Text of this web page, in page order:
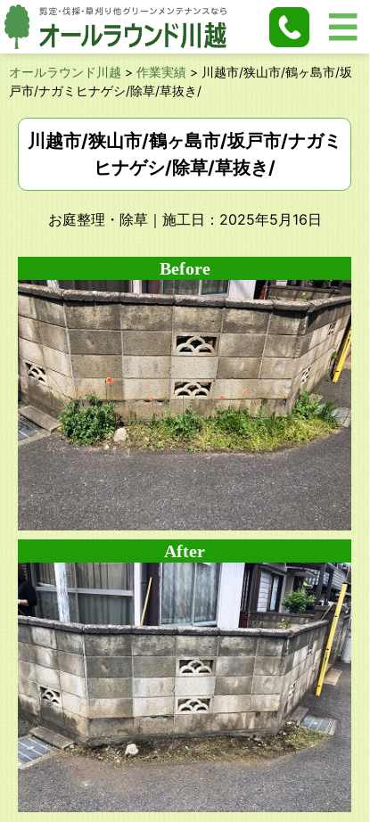
オールラウンド川越 > 作業実績 > 川越市/狭山市/鶴ヶ島市/坂
戸市/ナガミヒナゲシ/除草/草抜き/
川越市/狭山市/鶴ヶ島市/坂戸市/ナガミ
ヒナゲシ/除草/草抜き/
お庭整理・除草｜施工日：2025年5月16日
Before
After